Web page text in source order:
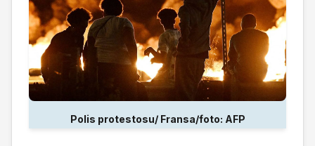
Polis protestosu/ Fransa/foto: AFP